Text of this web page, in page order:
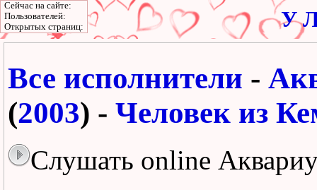
У
Все исполнители -
(2003) - Человек из
Слушать online
Сейчас на сайте:
Пользователей:
Открытых страниц: